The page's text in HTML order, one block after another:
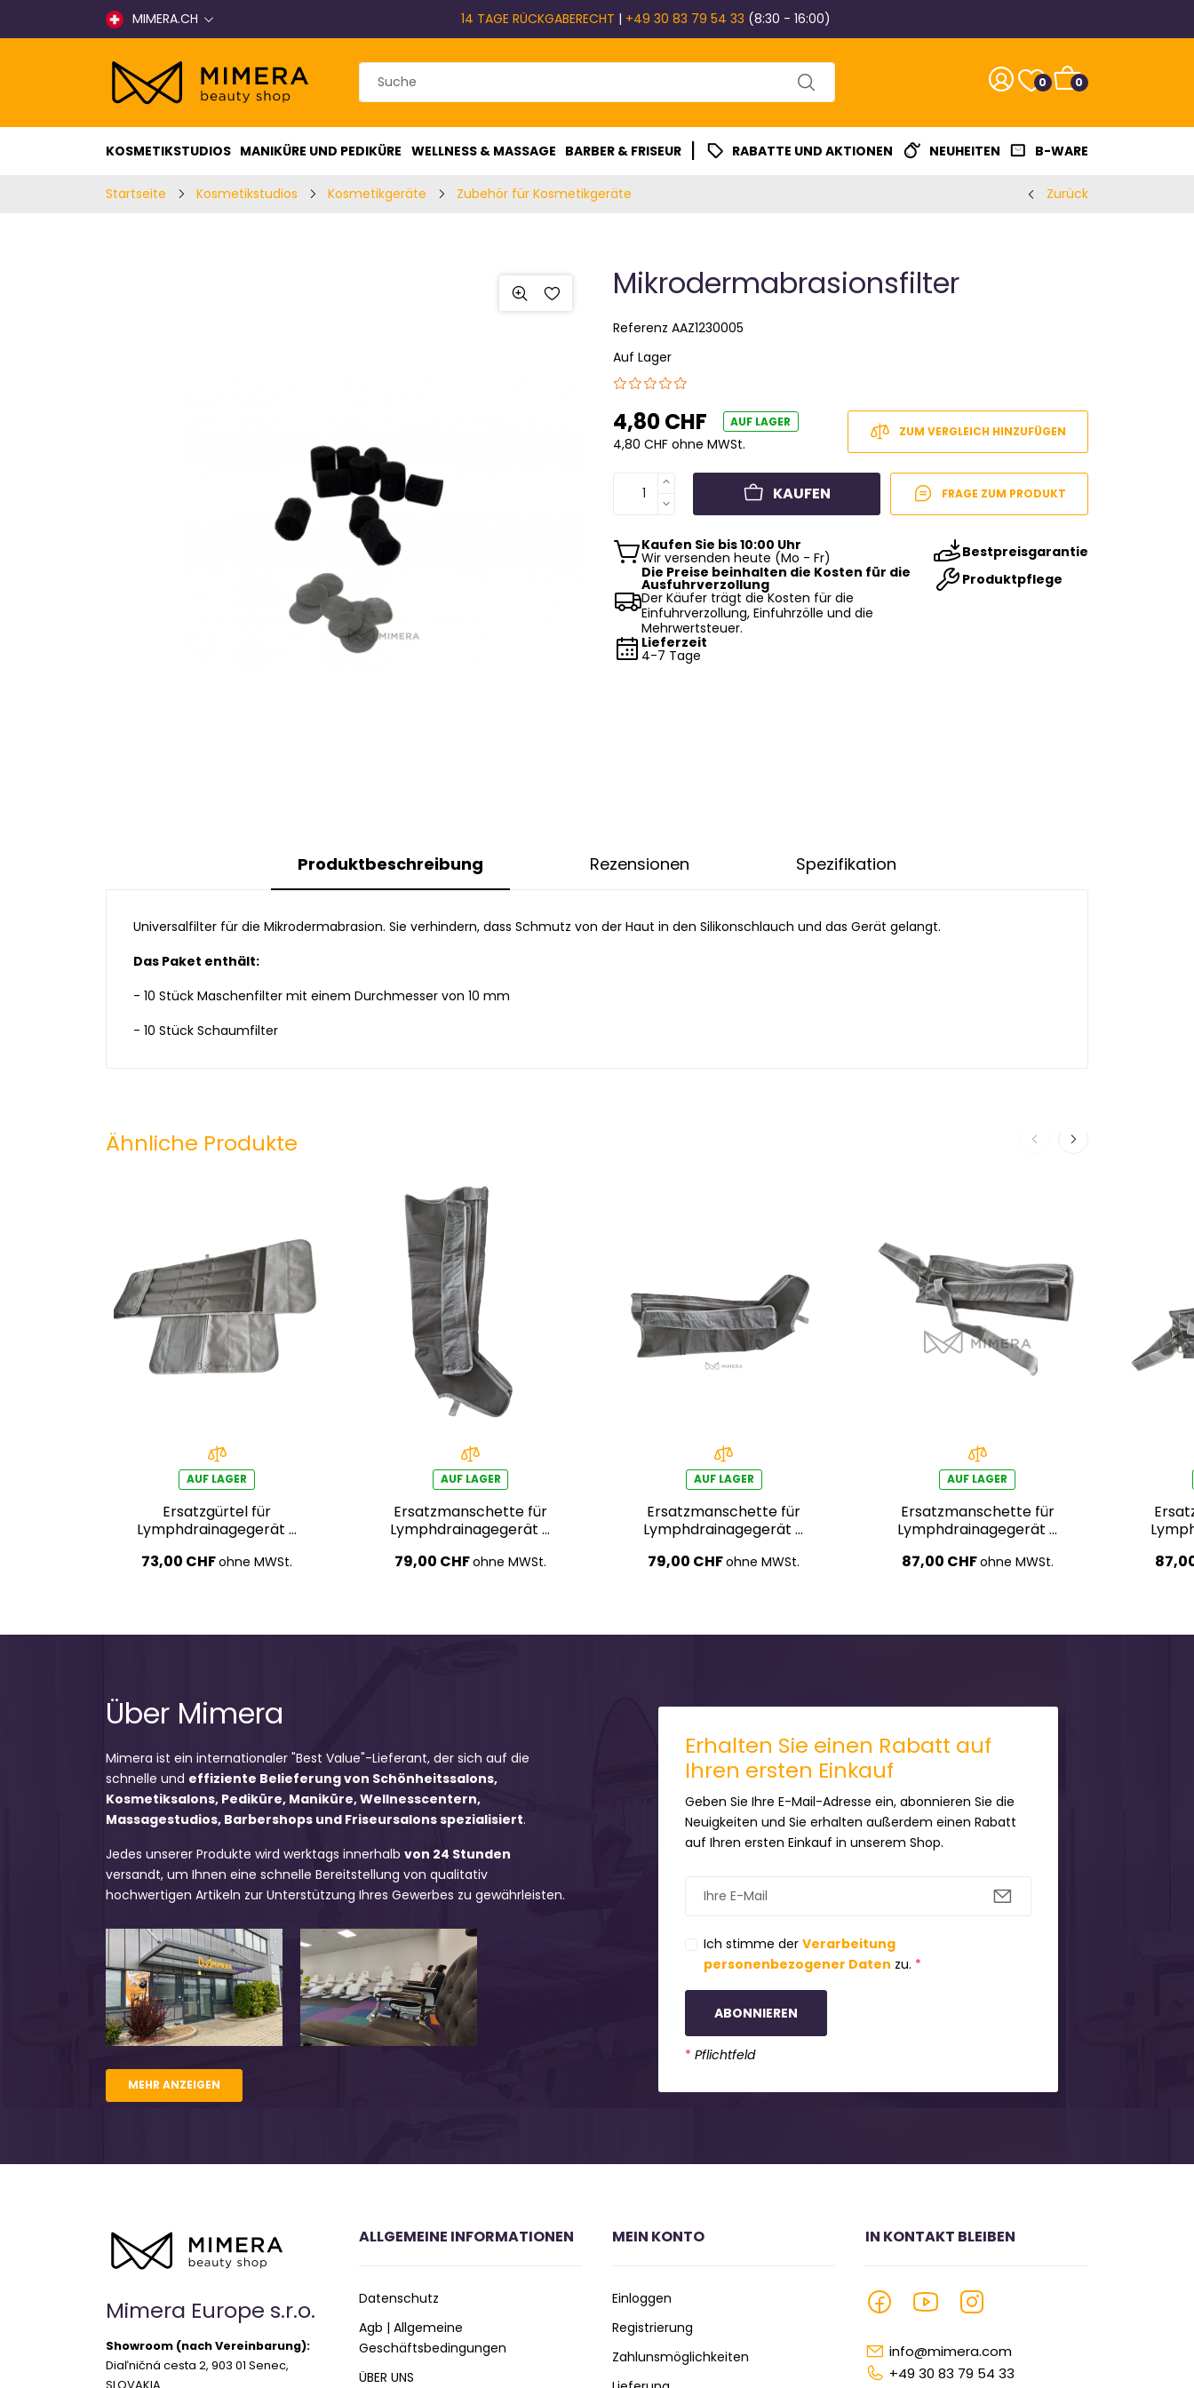
MIMERA.CH 14 TAGE RÜCKGABERECHT | +49 30 83 79 54 33 (8:30 - 16:00)
0 0
KOSMETIKSTUDIOS MANIKÜRE UND PEDIKÜRE WELLNESS & MASSAGE BARBER & FRISEUR | RABATTE UND AKTIONEN NEUHEITEN B-WARE
Startseite Kosmetikstudios Kosmetikgeräte Zubehör für Kosmetikgeräte Zurück
Mikrodermabrasionsfilter
Referenz AAZ1230005
Auf Lager
4,80 CHF AUF LAGER
4,80 CHF ohne MWSt.
ZUM VERGLEICH HINZUFÜGEN
KAUFEN FRAGE ZUM PRODUKT
Kaufen Sie bis 10:00 Uhr
Wir versenden heute (Mo - Fr)
Die Preise beinhalten die Kosten für die
Ausfuhrverzollung
Der Käufer trägt die Kosten für die
Einfuhrverzollung, Einfuhrzölle und die
Mehrwertsteuer.
Lieferzeit
4-7 Tage
Bestpreisgarantie
Produktpflege
Produktbeschreibung Rezensionen Spezifikation
Universalfilter für die Mikrodermabrasion. Sie verhindern, dass Schmutz von der Haut in den Silikonschlauch und das Gerät gelangt.
Das Paket enthält:
- 10 Stück Maschenfilter mit einem Durchmesser von 10 mm
- 10 Stück Schaumfilter
Ähnliche Produkte
AUF LAGER
Ersatzgürtel für
Lymphdrainagegerät –
73,00 CHFohne MWSt.
AUF LAGER
Ersatzmanschette für
Lymphdrainagegerät –
79,00 CHFohne MWSt.
AUF LAGER
Ersatzmanschette für
Lymphdrainagegerät –
79,00 CHFohne MWSt.
AUF LAGER
Ersatzmanschette für
Lymphdrainagegerät –
87,00 CHFohne MWSt.
Über Mimera
Mimera ist ein internationaler "Best Value"-Lieferant, der sich auf die
schnelle und effiziente Belieferung von Schönheitssalons,
Kosmetiksalons, Pediküre, Maniküre, Wellnesscentern,
Massagestudios, Barbershops und Friseursalons spezialisiert.
Jedes unserer Produkte wird werktags innerhalbvon 24 Stunden
versandt, um Ihnen eine schnelle Bereitstellung von qualitativ
hochwertigen Artikeln zur Unterstützung Ihres Gewerbes zu gewährleisten.
MEHR ANZEIGEN
Erhalten Sie einen Rabatt auf
Ihren ersten Einkauf
Geben Sie Ihre E-Mail-Adresse ein, abonnieren Sie die
Neuigkeiten und Sie erhalten außerdem einen Rabatt
auf Ihren ersten Einkauf in unserem Shop.
Ich stimme der Verarbeitung
personenbezogener Daten zu. *
ABONNIEREN
* Pflichtfeld
Mimera Europe s.r.o.
Showroom (nach Vereinbarung):
Diaľničná cesta 2, 903 01 Senec,
SLOVAKIA
ALLGEMEINE INFORMATIONEN
Datenschutz
Agb | Allgemeine
Geschäftsbedingungen
ÜBER UNS
MEIN KONTO
Einloggen
Registrierung
Zahlunsmöglichkeiten
IN KONTAKT BLEIBEN
info@mimera.com
+49 30 83 79 54 33